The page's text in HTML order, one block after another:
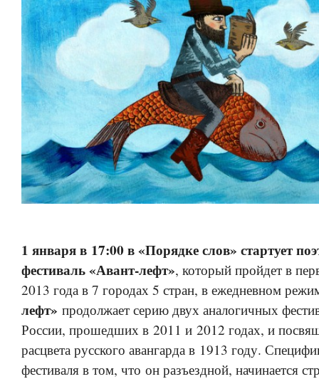
1 января в 17:00 в «Порядке слов» стартует
фестиваль «Авант-лефт», который пройдет в
2013 года в 7 городах 5 стран, в ежедневном
лефт» продолжает серию двух аналогичных
России, прошедших в 2011 и 2012 годах, и
расцвета русского авангарда в 1913 году.
фестиваля в том, что он разъездной, начинается